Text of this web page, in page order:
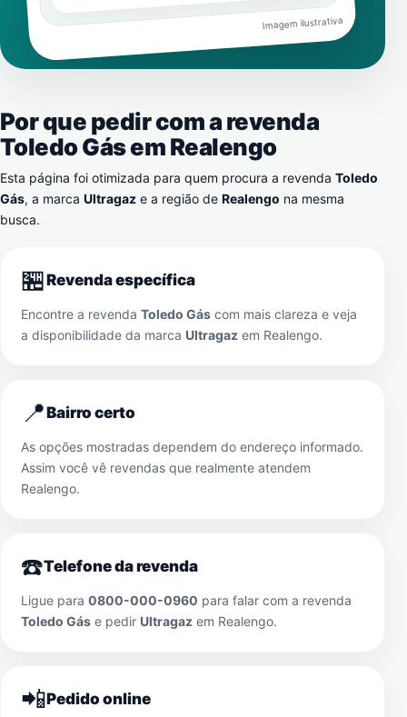
Imagem ilustrativa
Por que pedir com a revenda
Toledo Gás emRealengo
Esta página foi otimizada para quem procura a revenda Toledo
Gás, a marca Ultragaz e a região de Realengo na mesma
busca.
🏪Revenda específica
Encontre a revenda Toledo Gás com mais clareza e veja
a disponibilidade da marca Ultragaz em Realengo.
📍Bairro certo
As opções mostradas dependem do endereço informado.
Assim você vê revendas que realmente atendem
Realengo.
☎️Telefone da revenda
Ligue para 0800-000-0960 para falar com a revenda
Toledo Gás e pedir Ultragaz em Realengo.
📲Pedido online